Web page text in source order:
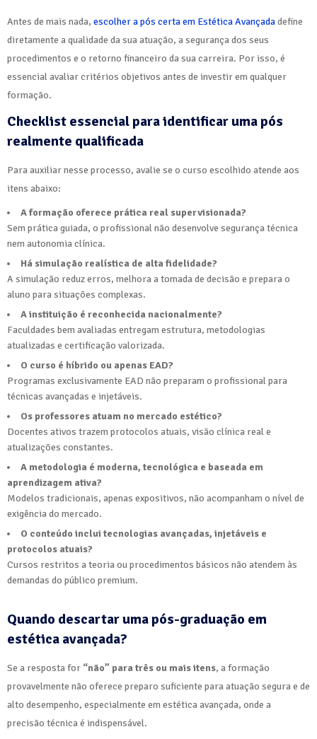
Antes de mais nada, escolher a pós certa em Estética Avançadadefine
diretamente a qualidade da sua atuação, a segurança dos seus
procedimentos e o retorno financeiro da sua carreira. Por isso, é
essencial avaliar critérios objetivos antes de investir em qualquer
formação.
Checklist essencial para identificar uma pós
realmente qualificada
Para auxiliar nesse processo, avalie se o curso escolhido atende aos
itens abaixo:
A formação oferece prática real supervisionada?
Sem prática guiada, o profissional não desenvolve segurança técnica
nem autonomia clínica.
Há simulação realística de alta fidelidade?
A simulação reduz erros, melhora a tomada de decisão e prepara o
aluno para situações complexas.
A instituição é reconhecida nacionalmente?
Faculdades bem avaliadas entregam estrutura, metodologias
atualizadas e certificação valorizada.
O curso é híbrido ou apenas EAD?
Programas exclusivamente EAD não preparam o profissional para
técnicas avançadas e injetáveis.
Os professores atuam no mercado estético?
Docentes ativos trazem protocolos atuais, visão clínica real e
atualizações constantes.
A metodologia é moderna, tecnológica e baseada em
aprendizagem ativa?
Modelos tradicionais, apenas expositivos, não acompanham o nível de
exigência do mercado.
O conteúdo inclui tecnologias avançadas, injetáveis e
protocolos atuais?
Cursos restritos a teoria ou procedimentos básicos não atendem às
demandas do público premium.
Quando descartar uma pós-graduação em
estética avançada?
Se a resposta for “não” para três ou mais itens, a formação
provavelmente não oferece preparo suficiente para atuação segura e de
alto desempenho, especialmente em estética avançada, onde a
precisão técnica é indispensável.